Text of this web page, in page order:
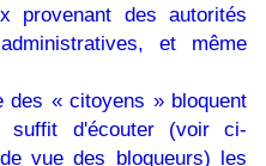
provenant des autorités
et même
« citoyens » bloquent
d'écouter (voir ci-
vue des bloqueurs) les